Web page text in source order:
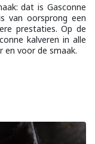
dat is Gasconne
van oorsprong een
prestaties. Op de
kalveren in alle
voor de smaak.